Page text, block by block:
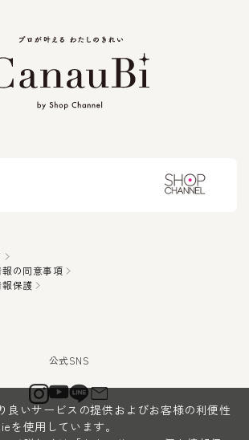
の同意事項
保護
良いサービスの提供およびお客様の利便性
を使用しています。